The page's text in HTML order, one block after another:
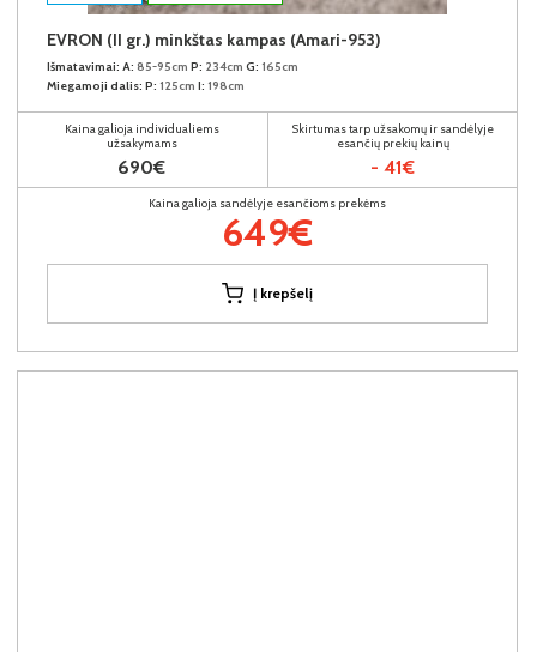
EVRON (II gr.) minkštas kampas (Amari-953)
Išmatavimai: A: 85-95cm P: 234cm G: 165cm
Miegamoji dalis: P: 125cm I: 198cm
Kaina galioja individualiems
užsakymams
690€
Skirtumas tarp užsakomų ir sandėlyje
esančių prekių kainų
- 41€
Kaina galioja sandėlyje esančioms prekėms
649€
Į krepšelį